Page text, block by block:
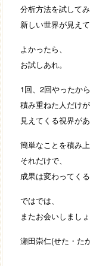
分析方法を試して
新しい世界が見え
よかったら、
お試しあれ。
1回、2回やったか
積み重ねた人だけ
見えてくる視界があ
簡単なことを積み上
それだけで、
成果は変わってくる
ではでは、
またお会いしましょ
瀬田崇仁(せた・た